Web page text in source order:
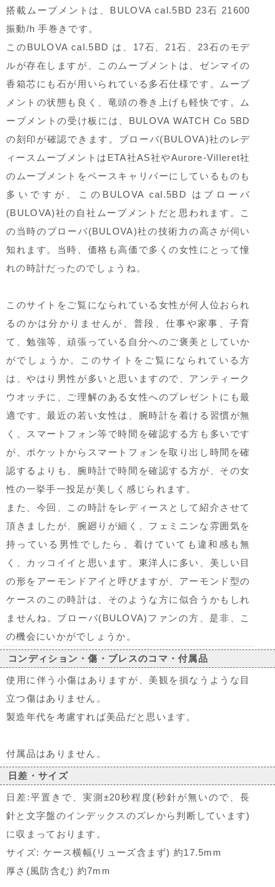
搭載ムーブメントは、BULOVA cal.5BD 23石 21600
振動/h 手巻きです。
このBULOVA cal.5BD は、17石、21石、23石のモデ
ルが存在しますが、このムーブメントは、ゼンマイの
香箱芯にも石が用いられている多石仕様です。ムーブ
メントの状態も良く、竜頭の巻き上げも軽快です。ム
ーブメントの受け板には、BULOVA WATCH Co 5BD
の刻印が確認できます。ブローバ(BULOVA)社のレデ
ィースムーブメントはETA社AS社やAurore-Villeret社
のムーブメントをベースキャリバーにしているものも
多いですが、このBULOVA cal.5BD はブローバ
(BULOVA)社の自社ムーブメントだと思われます。こ
の当時のブローバ(BULOVA)社の技術力の高さが伺い
知れます。当時、価格も高価で多くの女性にとって憧
れの時計だったのでしょうね。
このサイトをご覧になられている女性が何人位おられ
るのかは分かりませんが、普段、仕事や家事、子育
て、勉強等、頑張っている自分へのご褒美としていか
がでしょうか。このサイトをご覧になられている方
は、やはり男性が多いと思いますので、アンティーク
ウオッチに、ご理解のある女性へのプレゼントにも最
適です。最近の若い女性は、腕時計を着ける習慣が無
く、スマートフォン等で時間を確認する方も多いです
が、ポケットからスマートフォンを取り出し時間を確
認するよりも、腕時計で時間を確認する方が、その女
性の一挙手一投足が美しく感じられます。
また、今回、この時計をレディースとして紹介させて
頂きましたが、腕廻りが細く、フェミニンな雰囲気を
持っている男性でしたら、着けていても違和感も無
く、カッコイイと思います。東洋人に多い、美しい目
の形をアーモンドアイと呼びますが、アーモンド型の
ケースのこの時計は、そのような方に似合うかもしれ
ませんね。ブローバ(BULOVA)ファンの方、是非、こ
の機会にいかがでしょうか。
コンディション・傷・ブレスのコマ・付属品
使用に伴う小傷はありますが、美観を損なうような目
立つ傷はありません。
製造年代を考慮すれば美品だと思います。
付属品はありません。
日差・サイズ
日差:平置きで、実測±20秒程度(秒針が無いので、長
針と文字盤のインデックスのズレから判断しています)
に収まっております。
サイズ: ケース横幅(リューズ含まず) 約17.5mm
厚さ(風防含む) 約7mm